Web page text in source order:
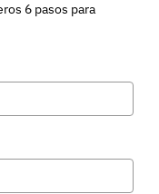
6 pasos para